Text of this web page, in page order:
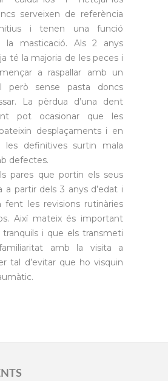
serveixen de referència
i tenen una funció
la masticació. Als 2 anys
té la majoria de les peces i
a raspallar amb un
però sense pasta doncs
La pèrdua d’una dent
pot ocasionar que les
desplaçaments i en
les definitives surtin mala
defectes.
pares que portin els seus
a partir dels 3 anys d’edat i
fent les revisions rutinàries
Així mateix és important
i que els transmeti
amb la visita a
tal d’evitar que ho visquin